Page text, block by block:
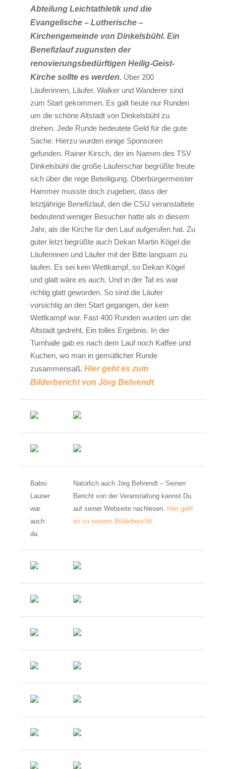
Abteilung Leichtathletik und die
Evangelische – Lutherische –
Kirchengemeinde von Dinkelsbühl. Ein
Benefizlauf zugunsten der
renovierungsbedürftigen Heilig-Geist-
Kirche sollte es werden. Über 200
Läuferinnen, Läufer, Walker und Wanderer sind
zum Start gekommen. Es galt heute nur Runden
um die schöne Altstadt von Dinkelsbühl zu
drehen. Jede Runde bedeutete Geld für die gute
Sache. Hierzu wurden einige Sponsoren
gefunden. Rainer Kirsch, der im Namen des TSV
Dinkelsbühl die große Läuferschar begrüßte freute
sich über die rege Beteiligung. Oberbürgermeister
Hammer musste doch zugeben, dass der
letztjährige Benefizlauf, den die CSU veranstaltete
bedeutend weniger Besucher hatte als in diesem
Jahr, als die Kirche für den Lauf aufgerufen hat. Zu
guter letzt begrüßte auch Dekan Martin Kögel die
Läuferinnen und Läufer mit der Bitte langsam zu
laufen. Es sei kein Wettkampf, so Dekan Kögel
und glatt wäre es auch. Und in der Tat es war
richtig glatt geworden. So sind die Läufer
vorsichtig an den Start gegangen, der kein
Wettkampf war. Fast 400 Runden wurden um die
Altstadt gedreht. Ein tolles Ergebnis. In der
Turnhalle gab es nach dem Lauf noch Kaffee und
Kuchen, wo man in gemütlicher Runde
zusammensaß. Hier geht es zum
Bilderbericht von Jörg Behrendt
Babsi
Launer
war
auch
da.
Natürlich auch Jörg Behrendt – Seinen
Bericht von der Veranstaltung kannst Du
auf seiner Webseite nachlesen. Hier geht
es zu seinem Bilderbericht!